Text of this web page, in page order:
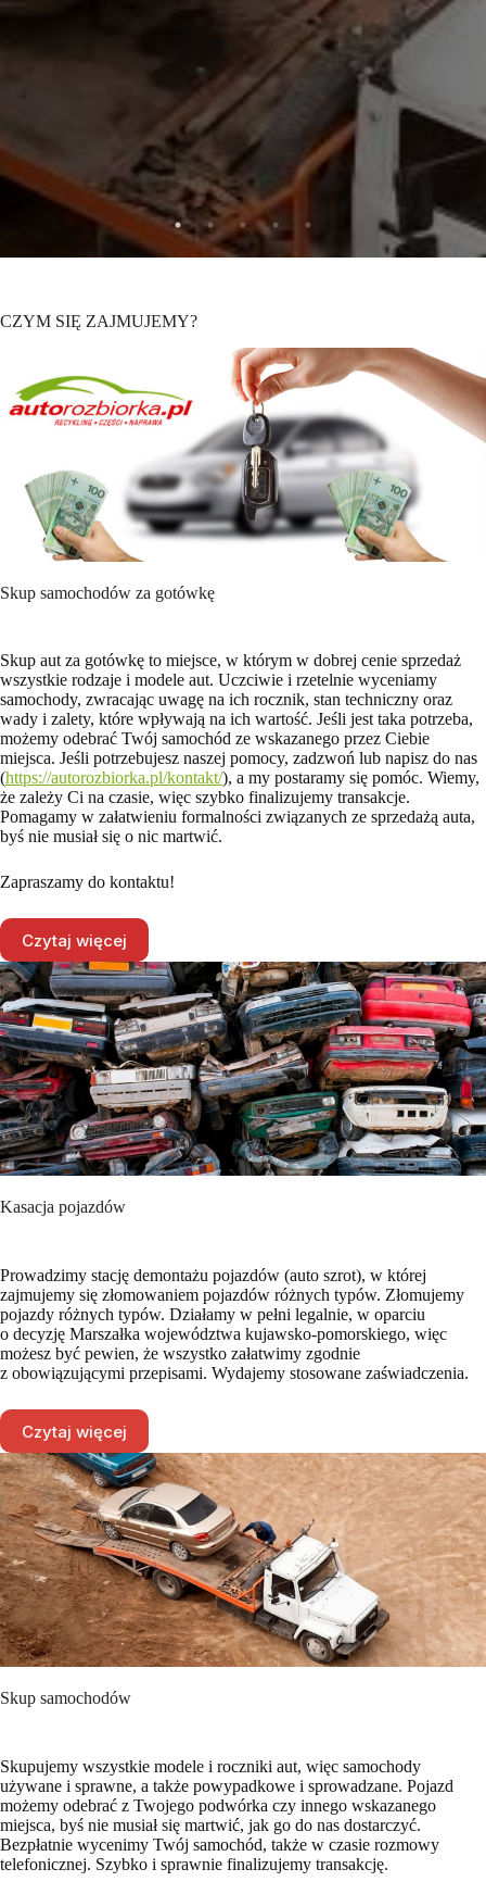
CZYM SIĘ ZAJMUJEMY?
Skup samochodów za gotówkę
Skup aut za gotówkę to miejsce, w którym w dobrej cenie sprzedaż
wszystkie rodzaje i modele aut. Uczciwie i rzetelnie wyceniamy
samochody, zwracając uwagę na ich rocznik, stan techniczny oraz
wady i zalety, które wpływają na ich wartość. Jeśli jest taka potrzeba,
możemy odebrać Twój samochód ze wskazanego przez Ciebie
miejsca. Jeśli potrzebujesz naszej pomocy, zadzwoń lub napisz do nas
(https://autorozbiorka.pl/kontakt/), a my postaramy się pomóc. Wiemy,
że zależy Ci na czasie, więc szybko finalizujemy transakcje.
Pomagamy w załatwieniu formalności związanych ze sprzedażą auta,
byś nie musiał się o nic martwić.
Zapraszamy do kontaktu!
Czytaj więcej
Kasacja pojazdów
Prowadzimy stację demontażu pojazdów (auto szrot), w której
zajmujemy się złomowaniem pojazdów różnych typów. Złomujemy
pojazdy różnych typów. Działamy w pełni legalnie, w oparciu
o decyzję Marszałka województwa kujawsko-pomorskiego, więc
możesz być pewien, że wszystko załatwimy zgodnie
z obowiązującymi przepisami. Wydajemy stosowane zaświadczenia.
Czytaj więcej
Skup samochodów
Skupujemy wszystkie modele i roczniki aut, więc samochody
używane i sprawne, a także powypadkowe i sprowadzane. Pojazd
możemy odebrać z Twojego podwórka czy innego wskazanego
miejsca, byś nie musiał się martwić, jak go do nas dostarczyć.
Bezpłatnie wycenimy Twój samochód, także w czasie rozmowy
telefonicznej. Szybko i sprawnie finalizujemy transakcję.